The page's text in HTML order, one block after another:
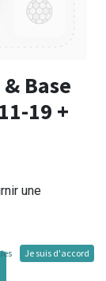
Base
19 +
une
Je suis d'accord